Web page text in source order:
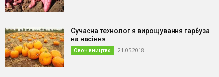
Сучасна технологія вирощування гарбуза
на насіння
Овочівництво 21.05.2018